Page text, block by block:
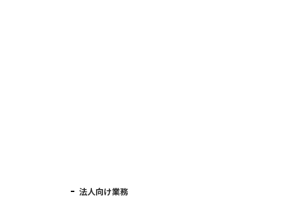
法人向け業務